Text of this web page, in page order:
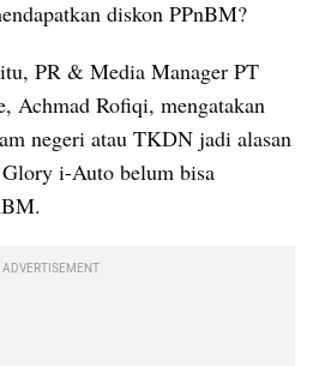
diskon PPnBM?
PR & Media Manager PT
Achmad Rofiqi, mengatakan
negeri atau TKDN jadi alasan
i-Auto belum bisa
ADVERTISEMENT